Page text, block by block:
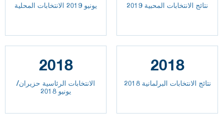
يونيو 2019 الانتخابات المحلية نتائج الانتخابات المحبية 2019
2018
الانتخابات الرئاسية حزيران/
يونيو 2018
2018
نتائج الانتخابات البرلمانية 2018